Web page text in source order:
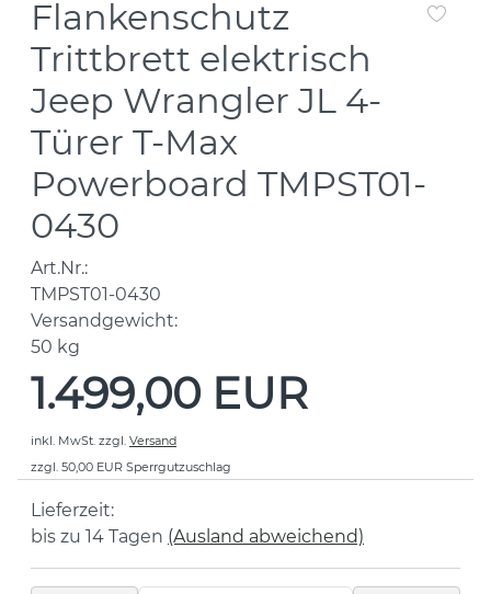
Flankenschutz
Trittbrett elektrisch
Jeep Wrangler JL 4-
Türer T-Max
Powerboard TMPST01-
0430
Art.Nr.:
TMPST01-0430
Versandgewicht:
50 kg
1.499,00 EUR
inkl. MwSt. zzgl. Versand
zzgl. 50,00 EUR Sperrgutzuschlag
Lieferzeit:
bis zu 14 Tagen (Ausland abweichend)